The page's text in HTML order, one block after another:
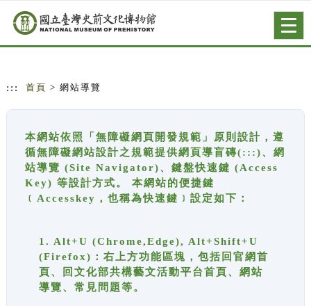
跳到主要內容
網站導覽
::: 首頁 > 網站導覽
本網站依照「無障礙網頁開發規範」原則設計，遵
循無障礙網站設計之規範提供網頁導盲磚(:::)、網
站導覽 (Site Navigator)、鍵盤快速鍵 (Access
Key) 等設計方式。 本網站的便捷鍵
﹝Accesskey，也稱為快速鍵﹞設定如下：
1. Alt+U (Chrome,Edge), Alt+Shift+U
(Firefox)：右上方功能區塊，包括回官網首
頁、回文化部共構藝文活動平台首頁、網站
導覽、常見問題等。